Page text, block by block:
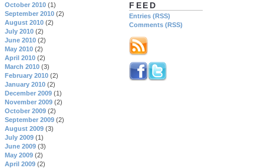
FEED
Entries (RSS)
Comments (RSS)
October 2010 (1)
September 2010 (2)
August 2010 (2)
July 2010 (2)
June 2010 (2)
May 2010 (2)
April 2010 (2)
March 2010 (3)
February 2010 (2)
January 2010 (2)
December 2009 (1)
November 2009 (2)
October 2009 (2)
September 2009 (2)
August 2009 (3)
July 2009 (1)
June 2009 (3)
May 2009 (2)
April 2009 (2)